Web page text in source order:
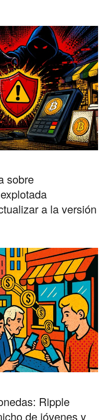
sobre
a la versión
Ripple
de jóvenes y